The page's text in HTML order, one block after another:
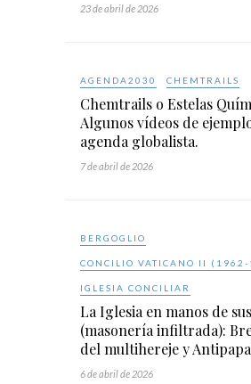
23 de abril de 2026
AGENDA2030 CHEMTRAILS
Chemtrails o Estelas
Algunos vídeos de
agenda globalista.
7 de abril de 2026
BERGOGLIO
CONCILIO VATICANO II
IGLESIA CONCILIAR
La Iglesia en manos de
(masonería infiltrada):
del multihereje y
6 de abril de 2026